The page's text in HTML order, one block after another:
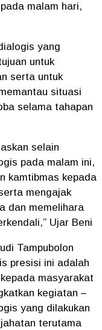
malam hari,
yang
untuk
serta untuk
situasi
selama tahapan
selain
pada malam ini,
kamtibmas kepada
mengajak
dan memelihara
Ujar Beni
Tampubolon
presisi ini adalah
masyarakat
kegiatan –
yang dilakukan
terutama